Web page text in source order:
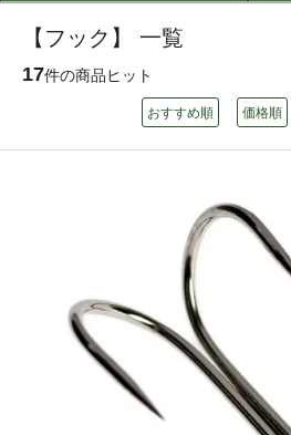
【フック】 一覧
17件の商品ヒット
おすすめ順 価格順